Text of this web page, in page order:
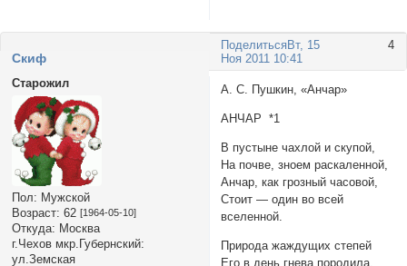
Поделиться 4
Вт, 15
Ноя 2011 10:41
Cкиф
Старожил
Пол: Мужской
Возраст: 62 [1964-05-10]
Откуда: Москва
г.Чехов мкр.Губернский:
ул.Земская
А. С. Пушкин, «Анчар»
АНЧАР *1
В пустыне чахлой и скупой,
На почве, зноем раскаленной,
Анчар, как грозный часовой,
Стоит — один во всей
вселенной.
Природа жаждущих степей
Его в день гнева породила,